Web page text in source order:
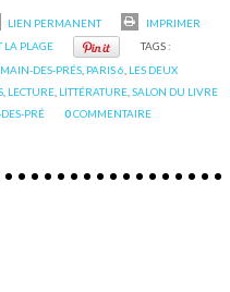
LIEN PERMANENT
IMPRIMER
LA PLAGE
TAGS :
DES-PRÉS PARIS 6 LES DEUX
LECTURE LITTÉRATURE ,SALON DU LIVRE
PRÉ
0COMMENTAIRE